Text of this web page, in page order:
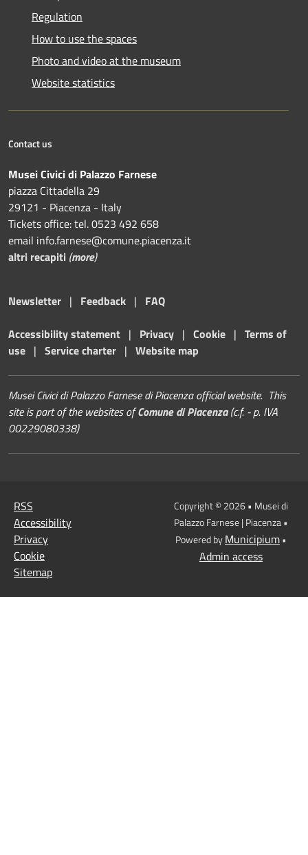
Regulation
How to use the spaces
Photo and video at the museum
Website statistics
Contact us
Musei Civici di Palazzo Farnese
piazza Cittadella 29
29121 - Piacenza - Italy
Tickets office: tel. 0523 492 658
email info.farnese@comune.piacenza.it
altri recapiti (more)
Newsletter | Feedback | FAQ
Accessibility statement | Privacy | Cookie | Terms of
use | Service charter | Website map
Musei Civici di Palazzo Farnese di Piacenza official website. This
site is part of the websites ofComune di Piacenza(c.f. - p. IVA
00229080338)
RSS
Accessibility
Privacy
Cookie
Sitemap
Copyright © 2026 • Musei di
Palazzo Farnese | Piacenza •
Powered byMunicipium•
Admin access